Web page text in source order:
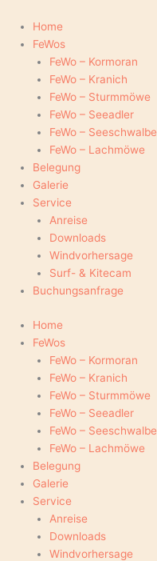
Inhalt
springen
Home
FeWos
FeWo – Kormoran
FeWo – Kranich
FeWo – Sturmmöwe
FeWo – Seeadler
FeWo – Seeschwalbe
FeWo – Lachmöwe
Belegung
Galerie
Service
Anreise
Downloads
Windvorhersage
Surf- & Kitecam
Buchungsanfrage
Home
FeWos
FeWo – Kormoran
FeWo – Kranich
FeWo – Sturmmöwe
FeWo – Seeadler
FeWo – Seeschwalbe
FeWo – Lachmöwe
Belegung
Galerie
Service
Anreise
Downloads
Windvorhersage